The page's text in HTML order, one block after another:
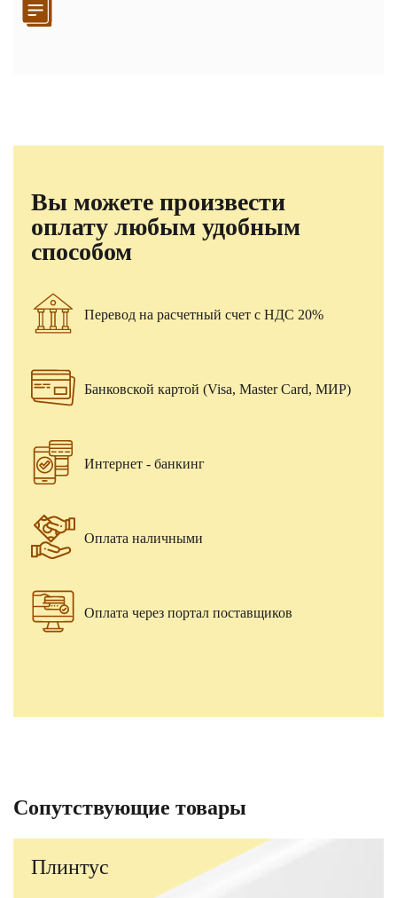
Вы можете произвести
оплату любым удобным
способом
Перевод на расчетный счет с НДС 20%
Банковской картой (Visa, Master Card, МИР)
Интернет - банкинг
Оплата наличными
Оплата через портал поставщиков
Сопутствующие товары
Плинтус